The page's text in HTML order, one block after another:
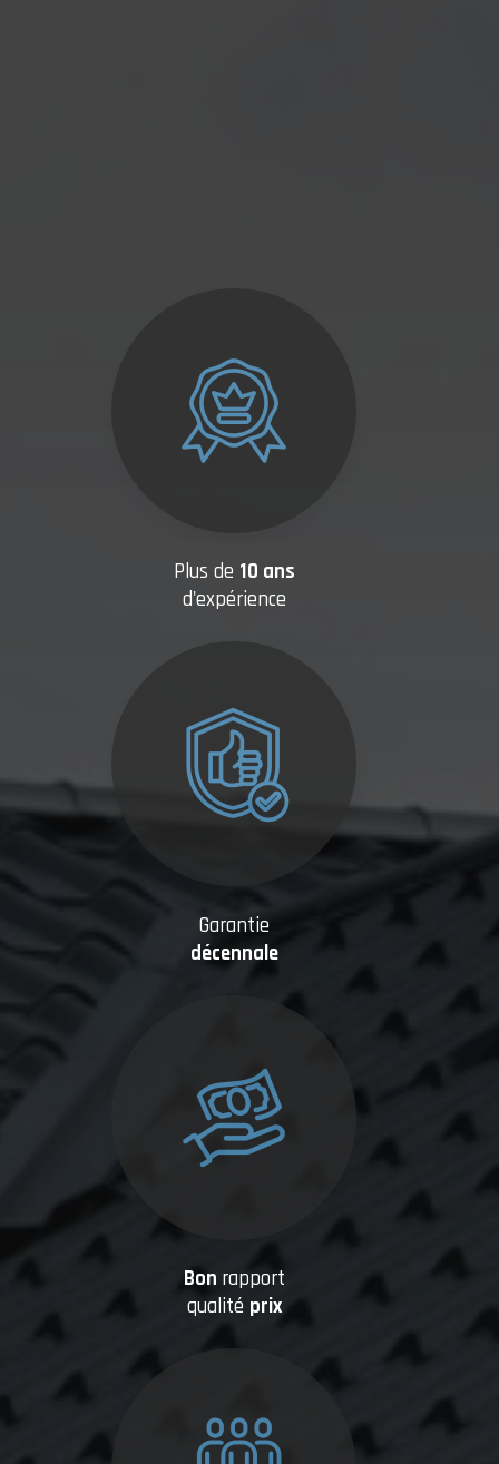
Plus de 10 ans
d'expérience
Garantie
décennale
Bon rapport
qualité prix